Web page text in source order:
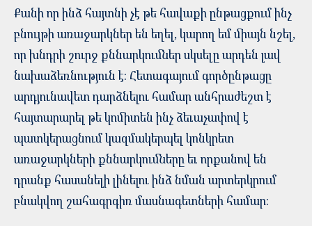
Քանի որ ինձ հայտնի չէ թե հավաքի ընթացքում ինչ
բնույթի առաջարկներ են եղել, կարող եմ միայն նշել,
որ խնդրի շուրջ քննարկումներ սկսելը արդեն լավ
նախաձեռնություն է: Հետագայում գործընթացը
արդյունավետ դարձնելու համար անհրաժեշտ է
հայտարարել թե կոմիտեն ինչ ձեւաչափով է
պատկերացնում կազմակերպել կոնկրետ
առաջարկների քննարկումները եւ որքանով են
դրանք հասանելի լինելու ինձ նման արտերկրում
բնակվող շահագրգիռ մասնագետների համար: